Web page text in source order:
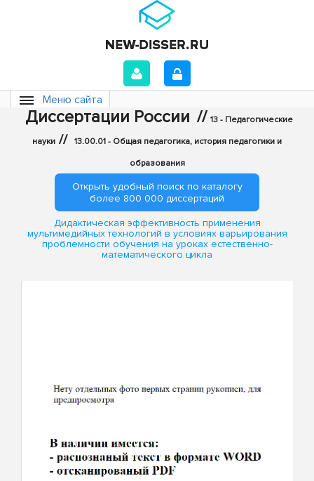
Меню сайта
Диссертации России // 13 - Педагогические
науки // 13.00.01 - Общая педагогика, история педагогики и
образования
Открыть удобный поиск по каталогу
более 800 000 диссертаций
Дидактическая эффективность применения
мультимедийных технологий в условиях варьирования
проблемности обучения на уроках естественно-
математического цикла